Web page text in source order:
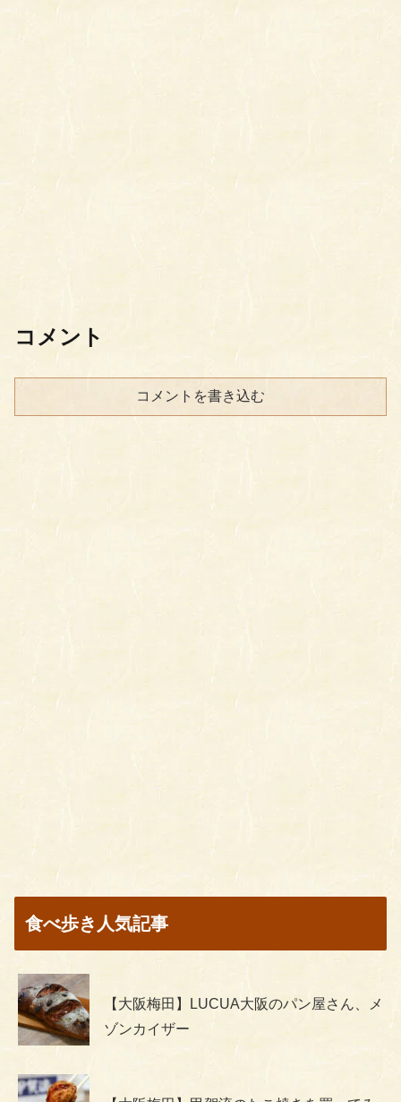
コメント
コメントを書き込む
食べ歩き人気記事
【大阪梅田】LUCUA大阪のパン屋さん、メ
ゾンカイザー